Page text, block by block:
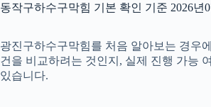
동작구하수구막힘 기본 확인 기준 2026년
광진구하수구막힘를 처음 알아보는 경우
건을 비교하려는 것인지, 실제 진행 가능
있습니다.